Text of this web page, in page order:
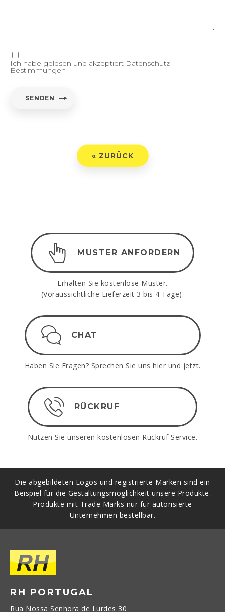
Ich habe gelesen und akzeptiert Datenschutz-
Bestimmungen
SENDEN
« ZURÜCK
MUSTER ANFORDERN
Erhalten Sie kostenlose Muster.
(Voraussichtliche Lieferzeit 3 bis 4 Tage).
CHAT
Haben Sie Fragen? Sprechen Sie uns hier und jetzt.
RÜCKRUF
Nutzen Sie unseren kostenlosen Rückruf Service.
Die abgebildeten Logos und registrierte Marken sind ein
Beispiel für die Gestaltungsmöglichkeit unsere Produkte.
Produkte mit Trade Marks nur für autorisierte
Unternehmen bestellbar.
RH PORTUGAL
Rua Nossa Senhora de Lurdes 30